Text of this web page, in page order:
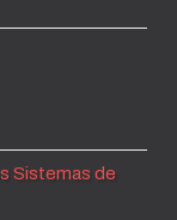
Sistemas de